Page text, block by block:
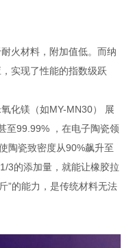
火材料，附加值低。而纳
实现了性能的指数级跃
化镁（如MY-MN30） 展
至99.99% ，在电子陶瓷领
陶瓷致密度从90%飙升至
3的添加量，就能让橡胶拉
”的能力，是传统材料无法